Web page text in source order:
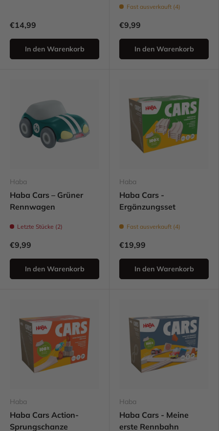
€14,99
In den Warenkorb
Fast ausverkauft (4)
€9,99
In den Warenkorb
Haba
Haba Cars – Grüner
Rennwagen
Letzte Stücke (2)
€9,99
In den Warenkorb
Haba
Haba Cars -
Ergänzungsset
Fast ausverkauft (4)
€19,99
In den Warenkorb
Haba
Haba Cars Action-
Sprungschanze
Haba
Haba Cars - Meine
erste Rennbahn